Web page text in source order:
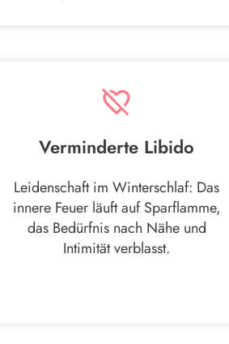
Verminderte Libido
Leidenschaft im Winterschlaf: Das
innere Feuer läuft auf Sparflamme,
das Bedürfnis nach Nähe und
Intimität verblasst.